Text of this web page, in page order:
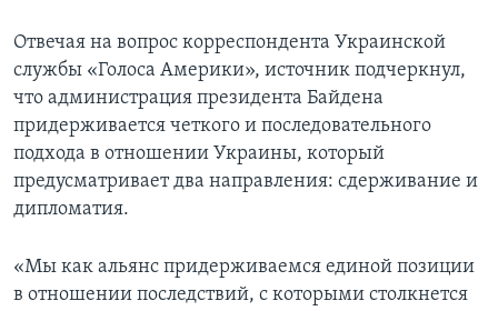
Отвечая на вопрос корреспондента Украинской
службы «Голоса Америки», источник подчеркнул,
что администрация президента Байдена
придерживается четкого и последовательного
подхода в отношении Украины, который
предусматривает два направления: сдерживание и
дипломатия.
«Мы как альянс придерживаемся единой позиции
в отношении последствий, с которыми столкнется